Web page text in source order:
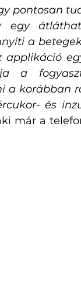
pontosan
a
applikáció
a
a korábban
és
már a